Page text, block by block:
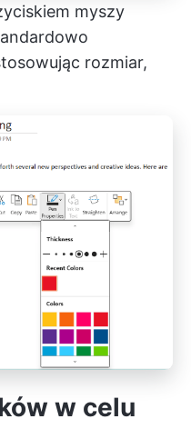
myszy
rozmiar,
w celu